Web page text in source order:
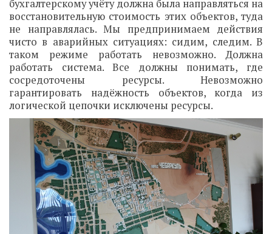
бухгалтерскому учёту должна была направляться на
восстановительную стоимость этих объектов, туда
не направлялась. Мы предпринимаем действия
чисто в аварийных ситуациях: сидим, следим. В
таком режиме работать невозможно. Должна
работать система. Все должны понимать, где
сосредоточены ресурсы. Невозможно
гарантировать надёжность объектов, когда из
логической цепочки исключены ресурсы.